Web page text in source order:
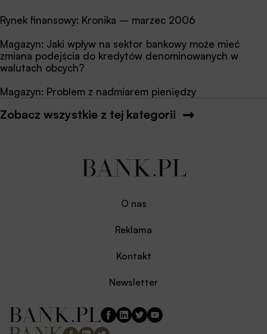
Rynek finansowy: Kronika – marzec 2006
Magazyn: Jaki wpływ na sektor bankowy może mieć
zmiana podejścia do kredytów denominowanych w
walutach obcych?
Magazyn: Problem z nadmiarem pieniędzy
Zobacz wszystkie z tej kategorii
O nas
Reklama
Kontakt
Newsletter